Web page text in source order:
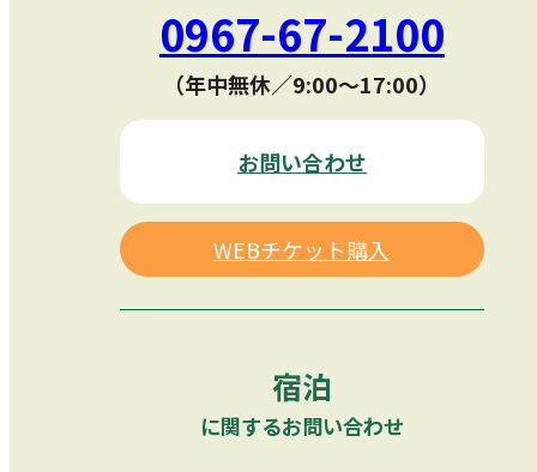
0967-67-2100
（年中無休／9:00〜17:00）
お問い合わせ
WEBチケット購入
宿泊
に関するお問い合わせ